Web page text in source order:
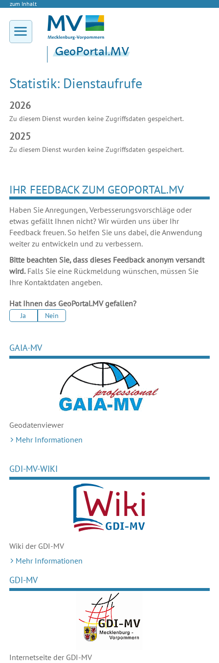
zum Inhalt
Statistik: Dienstaufrufe
2026
Zu diesem Dienst wurden keine Zugriffsdaten gespeichert.
2025
Zu diesem Dienst wurden keine Zugriffsdaten gespeichert.
IHR FEEDBACK ZUM GEOPORTAL.MV
Haben Sie Anregungen, Verbesserungsvorschläge oder
etwas gefällt Ihnen nicht? Wir würden uns über Ihr
Feedback freuen. So helfen Sie uns dabei, die Anwendung
weiter zu entwickeln und zu verbessern.
Bitte beachten Sie, dass dieses Feedback anonym versandt
wird.Falls Sie eine Rückmeldung wünschen, müssen Sie
Ihre Kontaktdaten angeben.
Hat Ihnen das GeoPortal.MV gefallen?
Ja Nein
GAIA-MV
Geodatenviewer
Mehr Informationen
GDI-MV-WIKI
Wiki der GDI-MV
Mehr Informationen
GDI-MV
Internetseite der GDI-MV